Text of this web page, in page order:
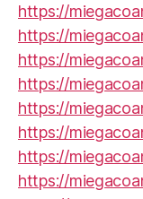
https://
https://
https://
https://
https://
https://
https://
https://